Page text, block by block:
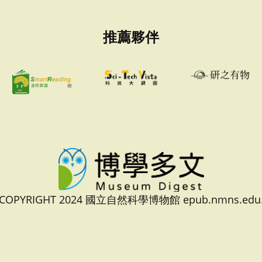
推薦夥伴
2024 國立自然科學博物館